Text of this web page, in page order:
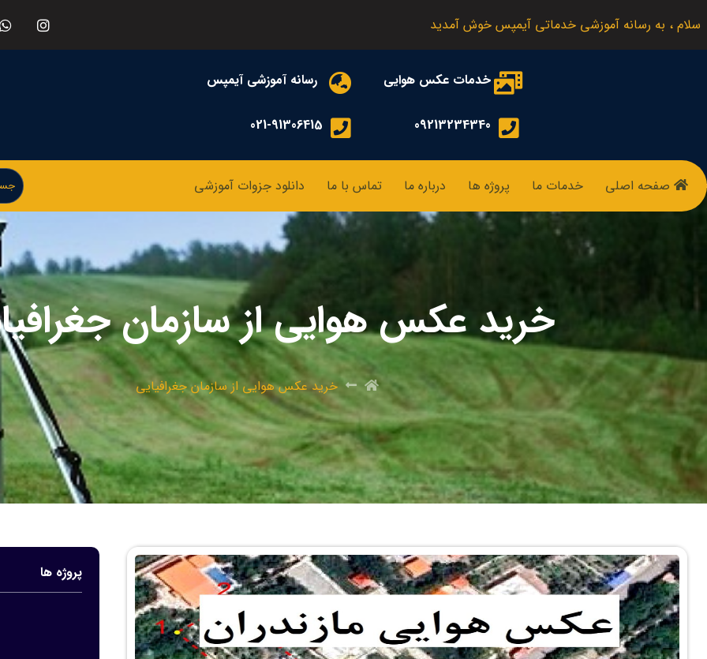
سلام ، به رسانه آموزشی خدماتی آیمپس خوش آمدید
خدمات عکس هوایی
09213234340
رسانه آموزشی آیمپس
021-91306415
صفحه اصلی خدمات ما پروژه ها درباره ما تماس با ما دانلود جزوات آموزشی
خرید عکس هوایی از سازمان
خرید عکس هوایی از سازمان جغرافیایی
پروژه ها